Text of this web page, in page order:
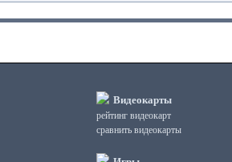
Видеокарты
рейтинг видеокарт
сравнить видеокарты